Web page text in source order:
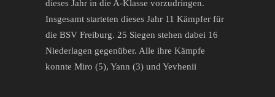
dieses Jahr in die A-Klasse vorzudringen.
Insgesamt starteten dieses Jahr 11 Kämpfer für
die BSV Freiburg. 25 Siegen stehen dabei 16
Niederlagen gegenüber. Alle ihre Kämpfe
konnte Miro (5), Yann (3) und Yevhenii